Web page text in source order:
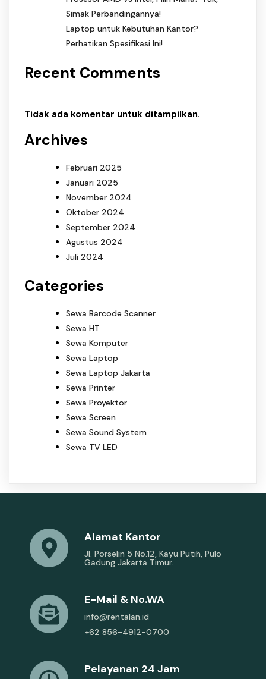
Simak Perbandingannya!
Laptop untuk Kebutuhan Kantor?
Perhatikan Spesifikasi Ini!
Recent Comments
Tidak ada komentar untuk ditampilkan.
Archives
Februari 2025
Januari 2025
November 2024
Oktober 2024
September 2024
Agustus 2024
Juli 2024
Categories
Sewa Barcode Scanner
Sewa HT
Sewa Komputer
Sewa Laptop
Sewa Laptop Jakarta
Sewa Printer
Sewa Proyektor
Sewa Screen
Sewa Sound System
Sewa TV LED
Alamat Kantor
Jl. Porselin 5 No.12, Kayu Putih, Pulo
Gadung Jakarta Timur.
E-Mail & No.WA
info@rentalan.id
+62 856-4912-0700
Pelayanan 24 Jam